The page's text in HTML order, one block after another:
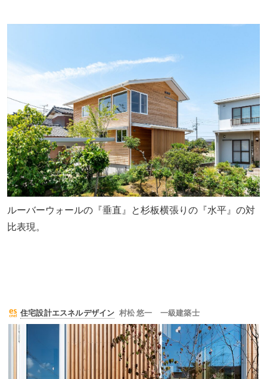
ルーバーウォールの『垂直』と杉板横張りの『水平』の対
比表現。